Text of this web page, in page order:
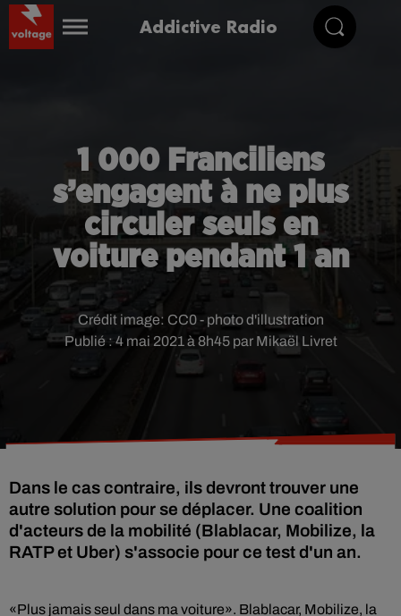
Addictive Radio
1 000 Franciliens
s’engagent à ne plus
circuler seuls en
voiture pendant 1 an
Publié : 4 mai 2021 à 8h45 par Mikaël Livret
Crédit image: CC0 - photo d'illustration
Dans le cas contraire, ils devront trouver une
autre solution pour se déplacer. Une coalition
d'acteurs de la mobilité (Blablacar, Mobilize, la
RATP et Uber) s'associe pour ce test d'un an.
«Plus jamais seul dans ma voiture». Blablacar, Mobilize, la